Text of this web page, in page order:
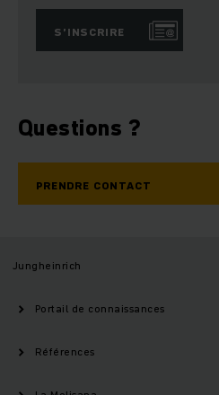
S’INSCRIRE
Questions ?
PRENDRE CONTACT
Jungheinrich
Portail de connaissances
Références